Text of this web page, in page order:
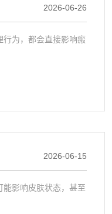
2026-06-26
行为，都会直接影响瘢
2026-06-15
影响皮肤状态，甚至